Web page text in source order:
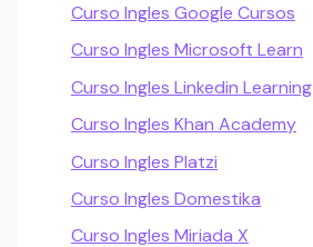
Curso Ingles Google Cursos
Curso Ingles Microsoft Learn
Curso Ingles Linkedin Learning
Curso Ingles Khan Academy
Curso Ingles Platzi
Curso Ingles Domestika
Curso Ingles Miriada X